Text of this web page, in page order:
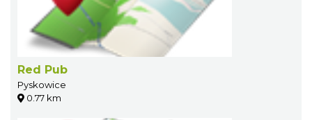
Red Pub
Pyskowice
0.77 km